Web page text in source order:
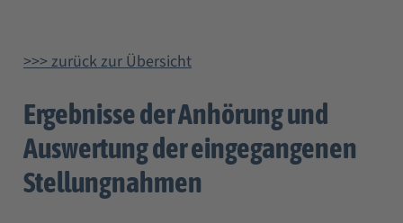
>>> zurück zur Übersicht
Ergebnisse der Anhörung und
Auswertung der eingegangenen
Stellungnahmen